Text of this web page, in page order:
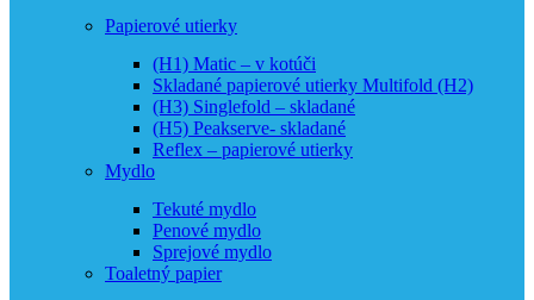
Papierové utierky
(H1) Matic – v kotúči
Skladané papierové utierky Multifold (H2)
(H3) Singlefold – skladané
(H5) Peakserve- skladané
Reflex – papierové utierky
Mydlo
Tekuté mydlo
Penové mydlo
Sprejové mydlo
Toaletný papier